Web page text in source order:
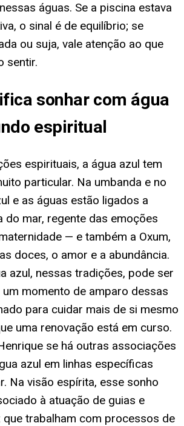
águas. Se a piscina estava
o sinal é de equilíbrio; se
ou suja, vale atenção ao que
sentir.
sonhar com água
espiritual
espirituais, a água azul tem
particular. Na umbanda e no
e as águas estão ligados a
do mar, regente das emoções
— e também a Oxum,
doces, o amor e a abundância.
azul, nessas tradições, pode ser
momento de amparo dessas
para cuidar mais de si mesmo
uma renovação está em curso.
se há outras associações
azul em linhas específicas
Na visão espírita, esse sonho
à atuação de guias e
que trabalham com processos de